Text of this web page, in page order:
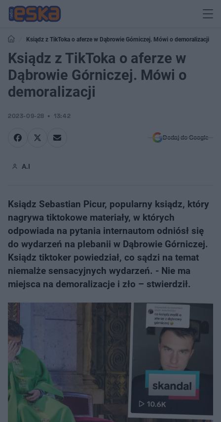
Ksiądz z TikToka o aferze w Dąbrowie Górniczej. Mówi o demoralizacji
Ksiądz z TikToka o aferze w
Dąbrowie Górniczej. Mówi o
demoralizacji
2023-09-28 13:42
Dodaj do Google
A.I
Ksiądz Sebastian Picur, popularny ksiądz, który
nagrywa tiktokowe materiały, w których
odpowiada na pytania internautom odniósł się
do wydarzeń na plebanii w Dąbrowie Górniczej.
Ksiądz tiktoker powiedział, co sądzi na temat
niemalże sensacyjnych wydarzeń. - Nie ma
miejsca na demoralizacje i zło – stwierdził.